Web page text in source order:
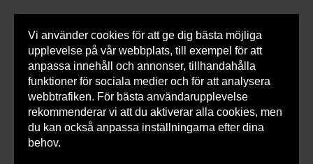
Vi använder cookies för att ge dig bästa möjliga
upplevelse på vår webbplats, till exempel för att
anpassa innehåll och annonser, tillhandahålla
funktioner för sociala medier och för att analysera
webbtrafiken. För bästa användarupplevelse
rekommenderar vi att du aktiverar alla cookies, men
du kan också anpassa inställningarna efter dina
behov.
0 varorSnabborder
Du
här:
Armatec > Produkter > Tryckavsäkring
>
Industriella säkerhetsventiler
> High performance
>
Säkerhetsventil AT 4545-
>
Säkerhetsventil AT 4545L4-